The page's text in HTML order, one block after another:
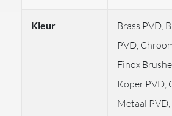
praktische installatie:
: Stijlvolle en praktische
: Inbouwdeel voor de
Kleur
Brass PVD,
PVD,
Finox
Koper PVD,
Metaal